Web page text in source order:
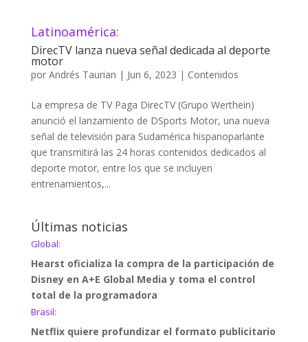
Latinoamérica:
DirecTV lanza nueva señal dedicada al deporte
motor
por Andrés Taurian | Jun 6, 2023 | Contenidos
La empresa de TV Paga DirecTV (Grupo Werthein)
anunció el lanzamiento de DSports Motor, una nueva
señal de televisión para Sudamérica hispanoparlante
que transmitirá las 24 horas contenidos dedicados al
deporte motor, entre los que se incluyen
entrenamientos,...
Últimas noticias
Global:
Hearst oficializa la compra de la participación de
Disney en A+E Global Media y toma el control
total de la programadora
Brasil:
Netflix quiere profundizar el formato publicitario